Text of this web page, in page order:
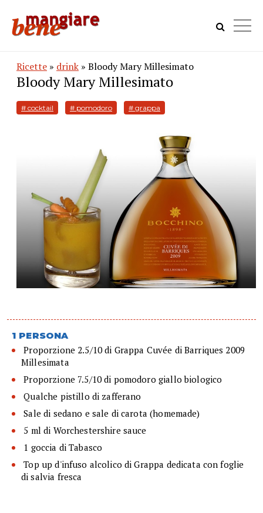
Ricette » drink » Bloody Mary Millesimato
Bloody Mary Millesimato
# cocktail # pomodoro # grappa
1 PERSONA
 Proporzione 2.5/10 di Grappa Cuvée di Barriques 2009
Millesimata
 Proporzione 7.5/10 di pomodoro giallo biologico
 Qualche pistillo di zafferano
 Sale di sedano e sale di carota (homemade)
 5 ml di Worchestershire sauce
 1 goccia di Tabasco
 Top up d'infuso alcolico di Grappa dedicata con foglie
di salvia fresca